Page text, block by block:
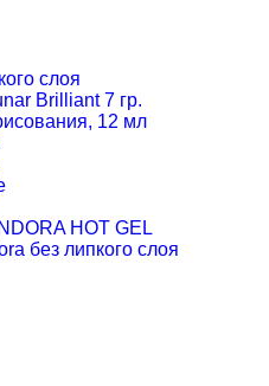
слоя
Brilliant 7 гр.
12 мл
HOT GEL
без липкого слоя